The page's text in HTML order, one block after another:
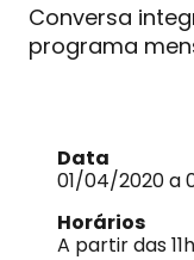
Conversa
programa
Data
01/04/2020 a
Horários
A partir das 11h